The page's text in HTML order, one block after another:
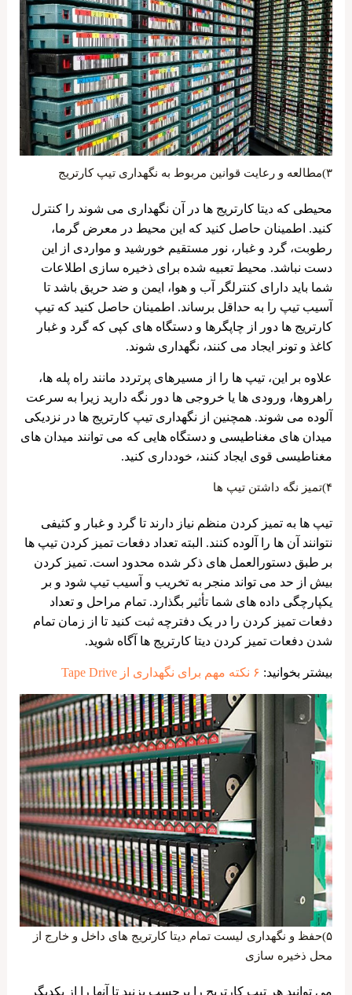
۳)مطالعه و رعایت قوانین مربوط به نگهداری تیپ کارتریج
محیطی که دیتا کارتریج ها در آن نگهداری می شوند را کنترل
کنید. اطمینان حاصل کنید که این محیط در معرض گرما،
رطوبت، گرد و غبار، نور مستقیم خورشید و مواردی از این
دست نباشد. محیط تعبیه شده برای ذخیره سازی اطلاعات
شما باید دارای کنترلگر آب و هوا، ایمن و ضد حریق باشد تا
آسیب تیپ را به حداقل برساند. اطمینان حاصل کنید که تیپ
کارتریج ها دور از چاپگرها و دستگاه‌ های کپی که گرد و غبار
کاغذ و تونر ایجاد می ‌کنند، نگهداری شوند.
علاوه بر این، تیپ ها را از مسیرهای پرتردد مانند راه پله ها،
راهروها، ورودی ها یا خروجی ها دور نگه دارید زیرا به سرعت
آلوده می شوند. همچنین از نگهداری تیپ کارتریج ها در نزدیکی
میدان های مغناطیسی و دستگاه هایی که می توانند میدان های
مغناطیسی قوی ایجاد کنند، خودداری کنید.
۴)تمیز نگه داشتن تیپ ها
تیپ ها به تمیز کردن منظم نیاز دارند تا گرد و غبار و کثیفی
نتوانند آن ها را آلوده کنند. البته تعداد دفعات تمیز کردن تیپ ها
بر طبق دستورالعمل های ذکر شده محدود است. تمیز کردن
بیش از حد می تواند منجر به تخریب و آسیب تیپ شود و بر
یکپارچگی داده های شما تأثیر بگذارد. تمام مراحل و تعداد
دفعات تمیز کردن را در یک دفترچه ثبت کنید تا از زمان تمام
شدن دفعات تمیز کردن دیتا کارتریج ها آگاه شوید.
بیشتر بخوانید: ۶ نکته مهم برای نگهداری از Tape Drive
۵)حفظ و نگهداری لیست تمام دیتا کارتریج های داخل و خارج از
محل ذخیره سازی
می توانید هر تیپ کارتریج را برچسب بزنید تا آنها را از یکدیگر